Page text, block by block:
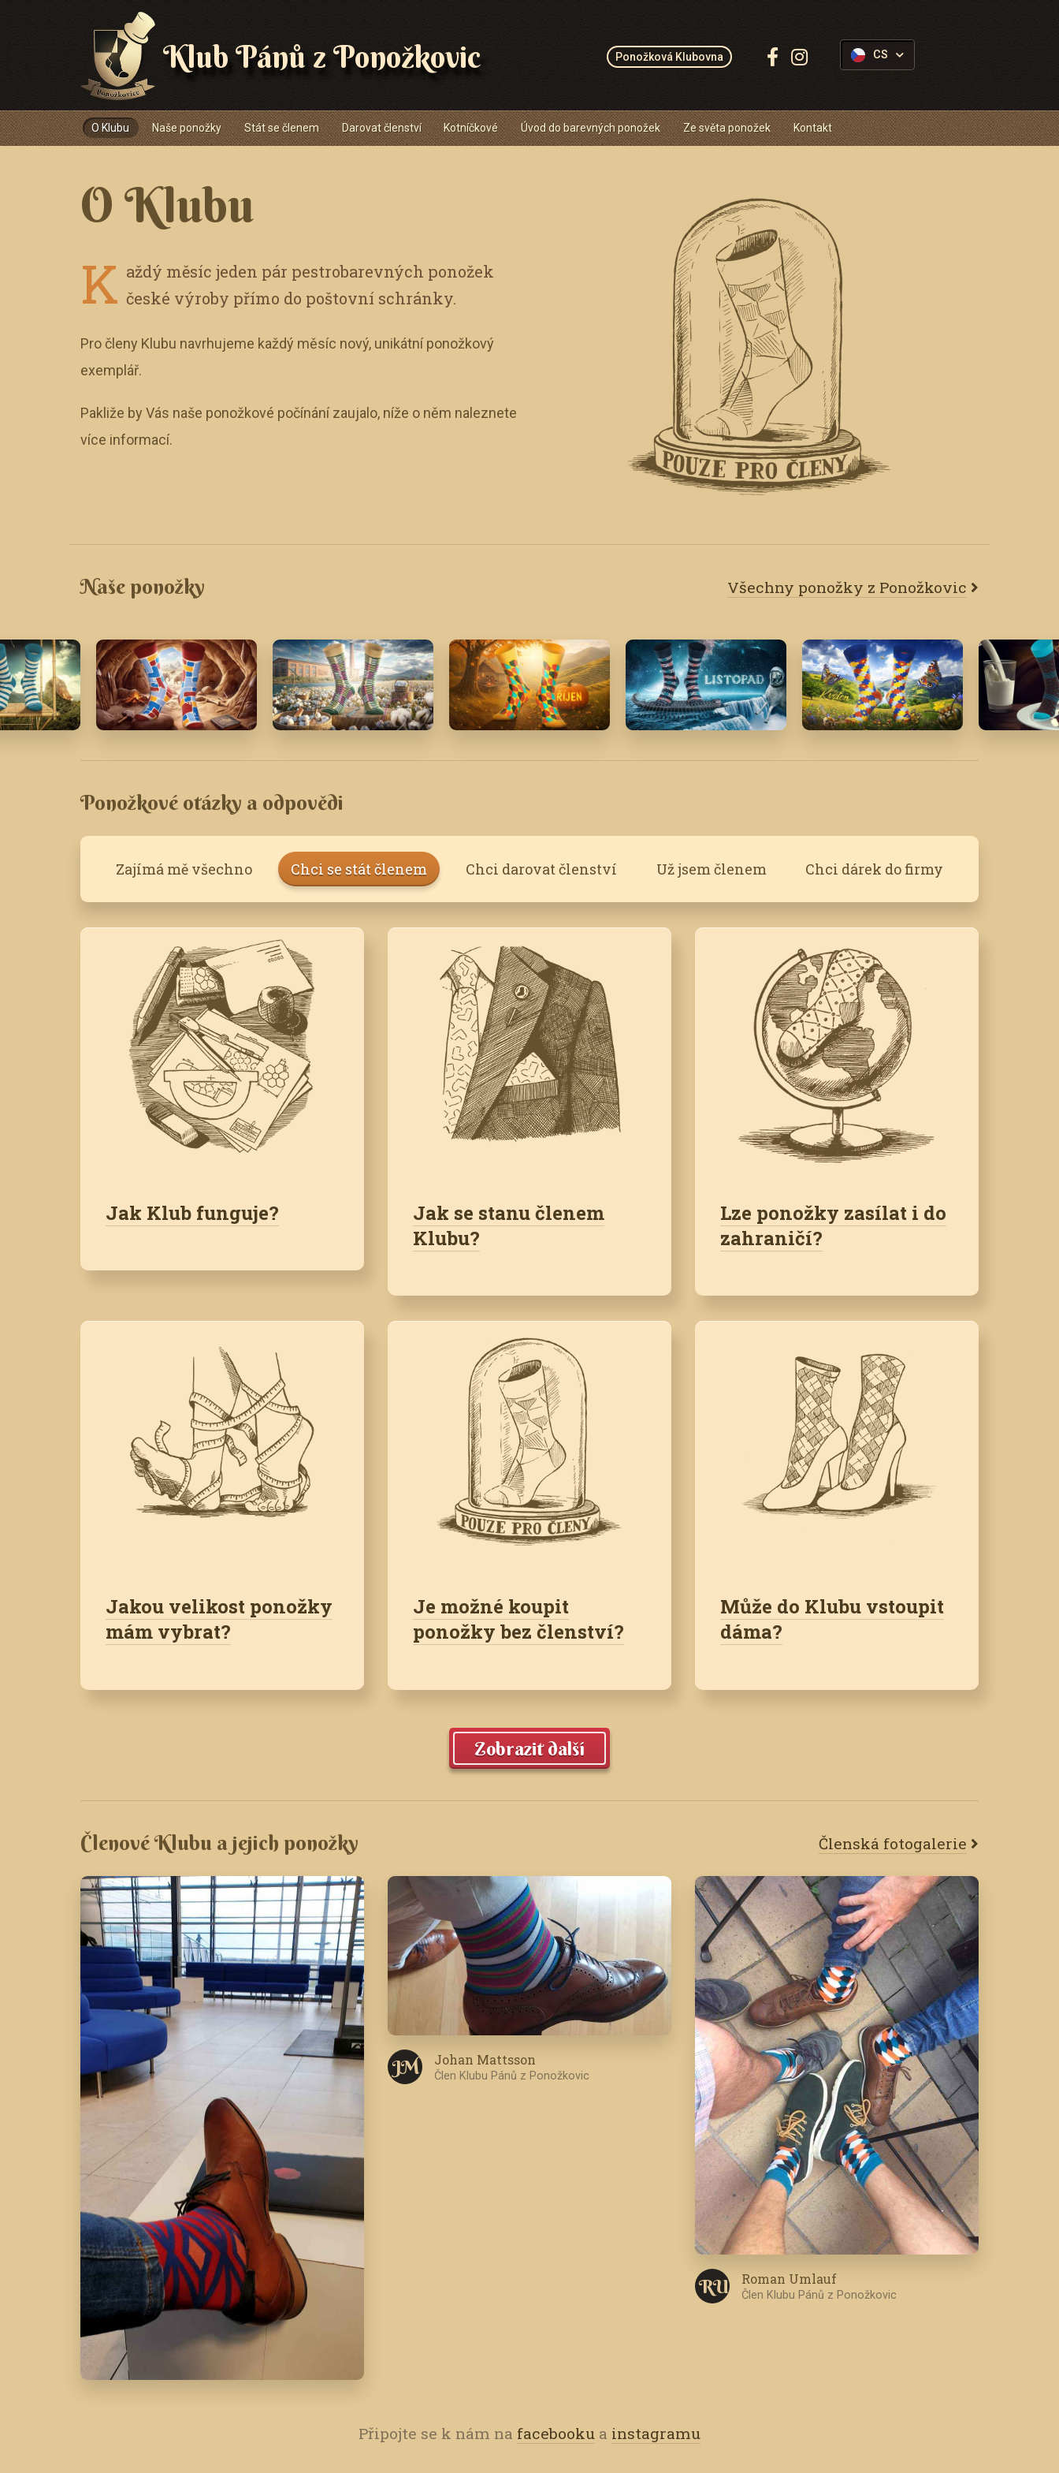
Klub Pánů z Ponožkovic Ponožková Klubovna
Sledujte
CS
Navigace
O Klubu Naše ponožky Stát se členem Darovat členství Kotníčkové Úvod do barevných ponožek Ze světa ponožek Kontakt
O Klubu
K aždý měsíc jeden pár pestrobarevných ponožek
české výroby přímo do poštovní schránky.
Pro členy Klubu navrhujeme každý měsíc nový, unikátní ponožkový
exemplář.
Pakliže by Vás naše ponožkové počínání zaujalo, níže o něm naleznete
více informací.
Naše ponožky Všechny ponožky z Ponožkovic
Ponožkové otázky a odpovědi
Zajímá mě všechno Chci se stát členem Chci darovat členství Už jsem členem Chci dárek do firmy
Jak Klub funguje?
Jak se stanu členem
Klubu?
Lze ponožky zasílat i do
zahraničí?
Jakou velikost ponožky
mám vybrat?
Je možné koupit
ponožky bez členství?
Může do Klubu vstoupit
dáma?
Zobrazit další
Členové Klubu a jejich ponožky Členská fotogalerie
J M Johan Mattsson
Člen Klubu Pánů z Ponožkovic
R U Roman Umlauf
Člen Klubu Pánů z Ponožkovic
Připojte se k nám na facebooku a instagramu